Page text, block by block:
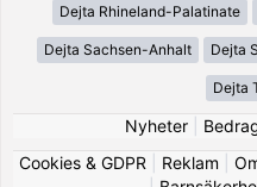
Dejta Rhineland-Palatinate
Dejta Sachsen-Anhalt Dejta
Dejta
Nyheter|
Cookies & GDPR
Reklam